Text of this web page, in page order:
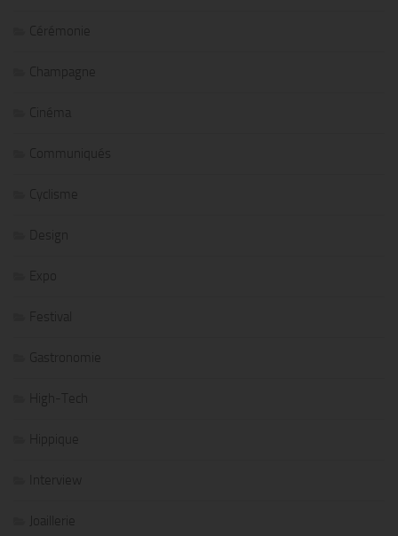
Cérémonie
Champagne
Cinéma
Communiqués
Cyclisme
Design
Expo
Festival
Gastronomie
High-Tech
Hippique
Interview
Joaillerie